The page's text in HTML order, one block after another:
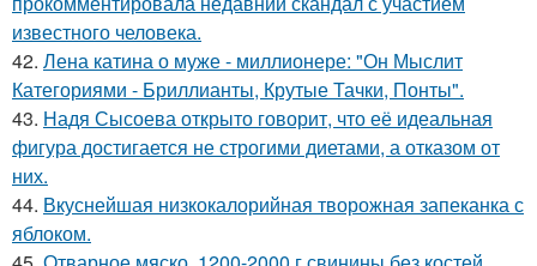
известного человека.
42. Лена катина о муже - миллионере: "Он Мыслит
Категориями - Бриллианты, Крутые Тачки, Понты".
43. Надя Сысоева открыто говорит, что её идеальная
фигура достигается не строгими диетами, а отказом от
них.
44. Вкуснейшая низкокалорийная творожная запеканка с
яблоком.